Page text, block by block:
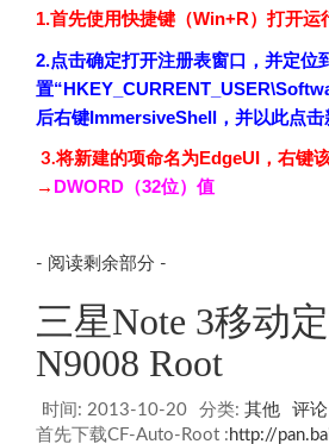
1.首先使用快捷键（Win+R）打开
2.点击确定打开注册表窗口，并定位
置
后右键ImmersiveShell，并以此点
3.将新建的项命名为EdgeUI，右键
→ DWORD（32位）值
- 阅读剩余部分 -
三星Note 3移动
N9008 Root
时间: 2013-10-20 分类: 其他
评论
首先下载CF-Auto-Root : http://